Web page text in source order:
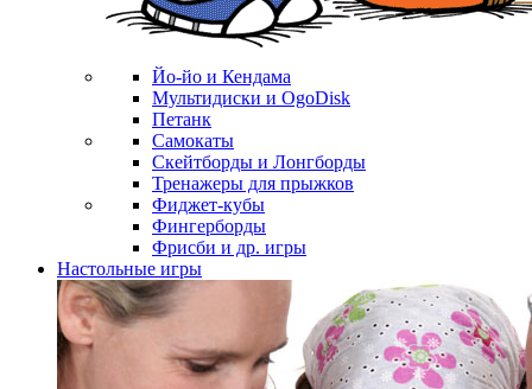
Йо-йо и Кендама
Мультидиски и OgoDisk
Петанк
Самокаты
Скейтборды и Лонгборды
Тренажеры для прыжков
Фиджет-кубы
Фингерборды
Фрисби и др. игры
Настольные игры